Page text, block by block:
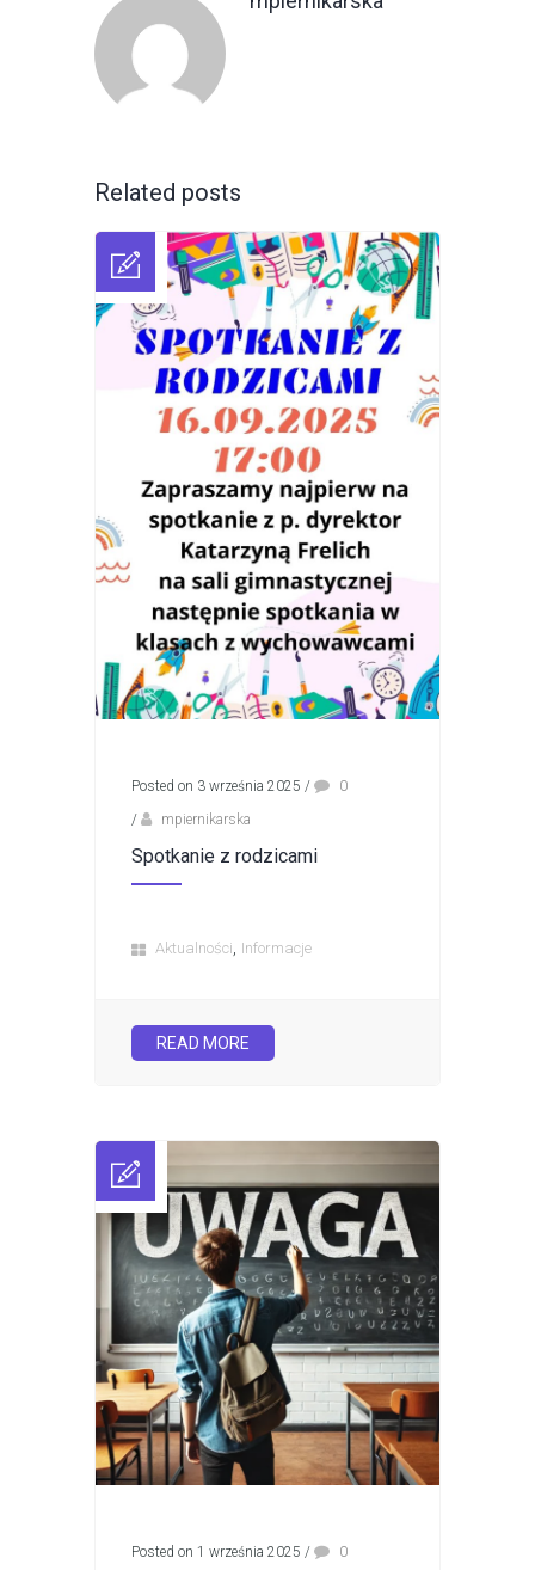
Related posts
Posted on 3 września 2025 /
0
/
mpiernikarska
Spotkanie z rodzicami
Aktualności Informacje
READ MORE
Posted on 1 września 2025 / 0